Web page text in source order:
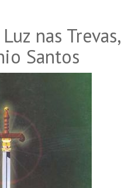
nas Trevas,
Santos